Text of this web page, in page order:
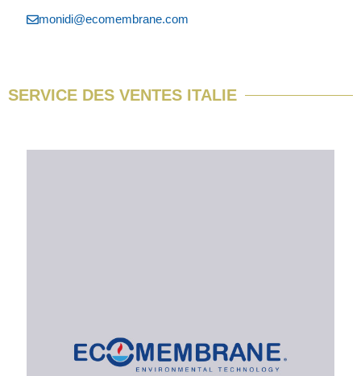
monidi@ecomembrane.com
SERVICE DES VENTES ITALIE